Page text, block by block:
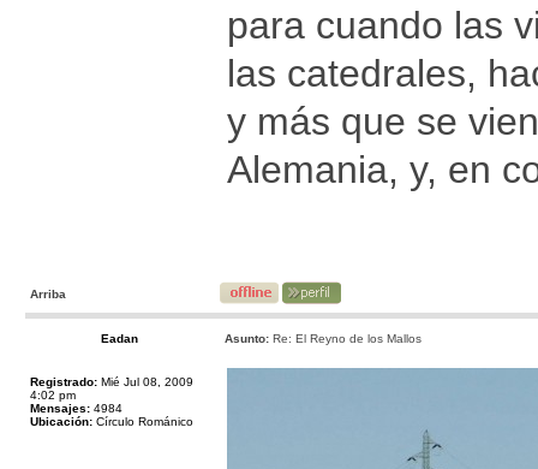
para cuando las
las catedrales,
y más que se
Alemania, y, en
Arriba
Eadan Asunto: Re: El Reyno de los Mallos
Registrado: Mié Jul 08, 2009
4:02 pm
Mensajes: 4984
Ubicación: Círculo Románico